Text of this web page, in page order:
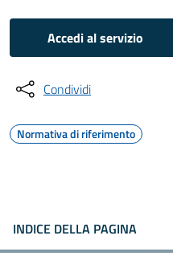
Accedi al servizio
Condividi
Normativa di riferimento
INDICE DELLA PAGINA